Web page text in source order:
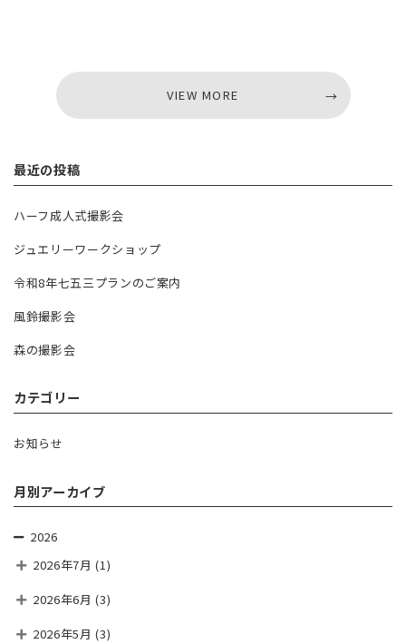
VIEW MORE
最近の投稿
ハーフ成人式撮影会
ジュエリーワークショップ
令和8年七五三プランのご案内
風鈴撮影会
森の撮影会
カテゴリー
お知らせ
月別アーカイブ
2026
2026年7月 (1)
2026年6月 (3)
2026年5月 (3)